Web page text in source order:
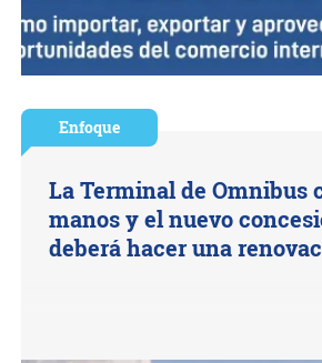
Enfoque
La Terminal de Omnibus
manos y el nuevo
deberá hacer una